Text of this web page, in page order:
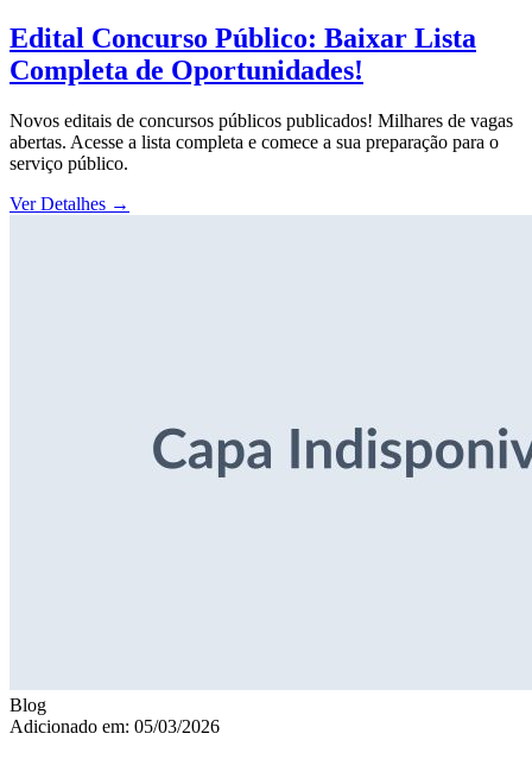
Edital Concurso Público: Baixar Lista
Completa de Oportunidades!
Novos editais de concursos públicos publicados! Milhares de vagas
abertas. Acesse a lista completa e comece a sua preparação para o
serviço público.
Ver Detalhes →
Blog
Adicionado em: 05/03/2026